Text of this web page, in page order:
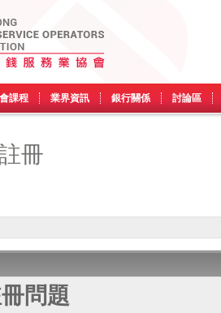
課程 業界資訊 銀行關係 討論區
冊
問題